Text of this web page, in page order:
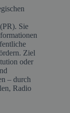
Sie
Ziel
oder
– durch
Radio